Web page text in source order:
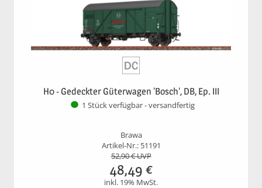
H0 - Gedeckter Güterwagen 'Bosch', DB, Ep. III
1 Stück verfügbar - versandfertig
Brawa
Artikel-Nr.: 51191
52,90€ UVP
48,49 €
inkl. 19% MwSt.